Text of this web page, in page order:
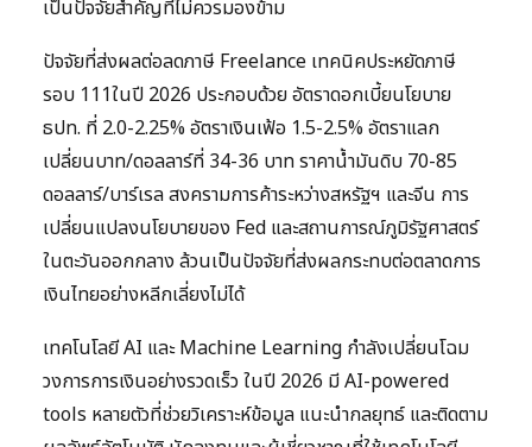
เป็นปัจจัยสำคัญที่ไม่ควรมองข้าม
ปัจจัยที่ส่งผลต่อลดภาษี Freelance เทคนิคประหยัดภาษี
รอบ 111ในปี 2026 ประกอบด้วย อัตราดอกเบี้ยนโยบาย
ธปท. ที่ 2.0-2.25% อัตราเงินเฟ้อ 1.5-2.5% อัตราแลก
เปลี่ยนบาท/ดอลลาร์ที่ 34-36 บาท ราคาน้ำมันดิบ 70-85
ดอลลาร์/บาร์เรล สงครามการค้าระหว่างสหรัฐฯ และจีน การ
เปลี่ยนแปลงนโยบายของ Fed และสถานการณ์ภูมิรัฐศาสตร์
ในตะวันออกกลาง ล้วนเป็นปัจจัยที่ส่งผลกระทบต่อตลาดการ
เงินไทยอย่างหลีกเลี่ยงไม่ได้
เทคโนโลยี AI และ Machine Learning กำลังเปลี่ยนโฉม
วงการการเงินอย่างรวดเร็ว ในปี 2026 มี AI-powered
tools หลายตัวที่ช่วยวิเคราะห์ข้อมูล แนะนำกลยุทธ์ และติดตาม